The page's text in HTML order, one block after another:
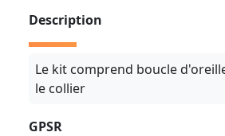
Description
Le kit comprend boucle
le collier
GPSR